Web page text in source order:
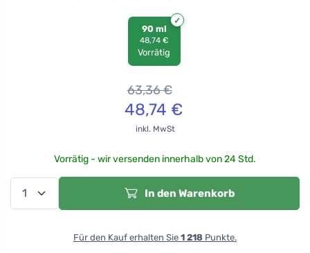
90 ml
48,74 €
Vorrätig
63,36€
48,74 €
inkl. MwSt
Vorrätig - wir versenden innerhalb von 24 Std.
In den Warenkorb
Für den Kauf erhalten Sie 1 218 Punkte.